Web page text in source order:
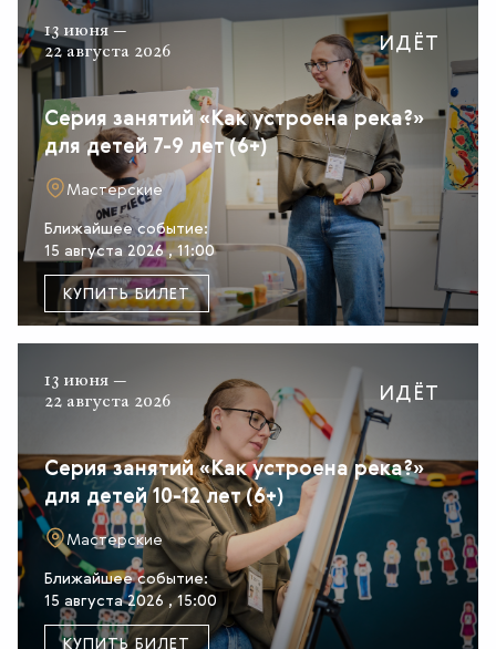
13 июня —
22 августа 2026
Серия занятий «Как устроена река?»
для детей 7-9 лет (6+)
Мастерские
Ближайшее событие:
15 августа 2026 , 11:00
КУПИТЬ БИЛЕТ
ИДЁТ
13 июня —
22 августа 2026
Серия занятий «Как устроена река?»
для детей 10-12 лет (6+)
Мастерские
Ближайшее событие:
15 августа 2026 , 15:00
КУПИТЬ БИЛЕТ
ИДЁТ